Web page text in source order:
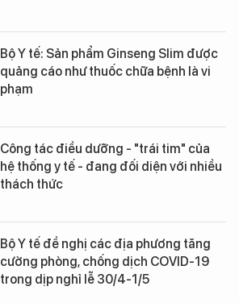
Bộ Y tế: Sản phẩm Ginseng Slim được
quảng cáo như thuốc chữa bệnh là vi
phạm
Công tác điều dưỡng - "trái tim" của
hệ thống y tế - đang đối diện với nhiều
thách thức
Bộ Y tế đề nghị các địa phương tăng
cường phòng, chống dịch COVID-19
trong dịp nghỉ lễ 30/4-1/5